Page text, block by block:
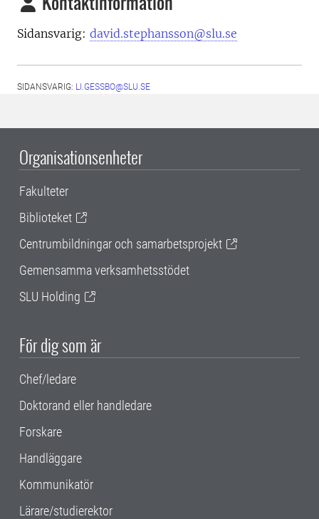
Sidansvarig: david.stephansson@slu.se
SIDANSVARIG: LI.GESSBO@SLU.SE
Organisationsenheter
Fakulteter
Biblioteket
Centrumbildningar och samarbetsprojekt
Gemensamma verksamhetsstödet
SLU Holding
För dig som är
Chef/ledare
Doktorand eller handledare
Forskare
Handläggare
Kommunikatör
Lärare/studierektor